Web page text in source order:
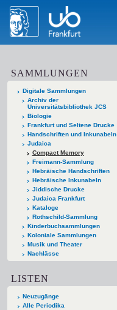
SAMMLUNGEN
Digitale Sammlungen
Archiv der
Universitätsbibliothek JCS
Biologie
Frankfurt und Seltene Drucke
Handschriften und Inkunabeln
Judaica
Compact Memory
Freimann-Sammlung
Hebräische Handschriften
Hebräische Inkunabeln
Jiddische Drucke
Judaica Frankfurt
Kataloge
Rothschild-Sammlung
Kinderbuchsammlungen
Koloniale Sammlungen
Musik und Theater
Nachlässe
LISTEN
Neuzugänge
Alle Periodika